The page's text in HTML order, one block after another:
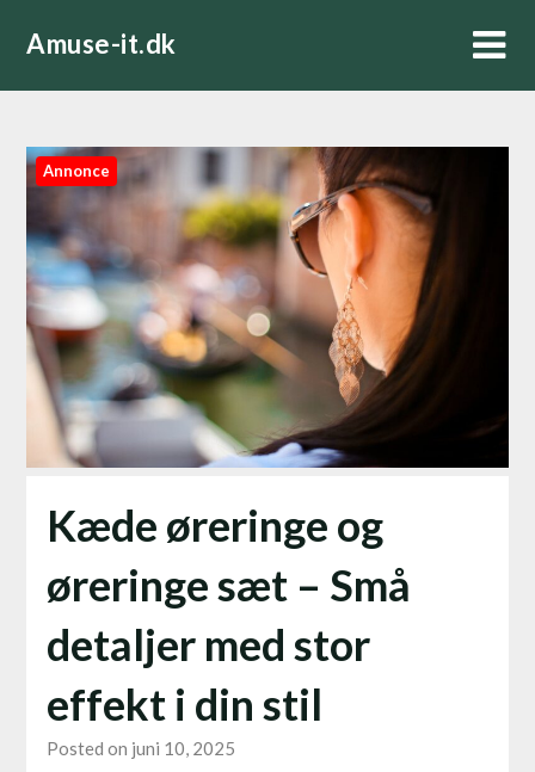
Amuse-it.dk
Annonce
Kæde øreringe og
øreringe sæt – Små
detaljer med stor
effekt i din stil
Posted on juni 10, 2025